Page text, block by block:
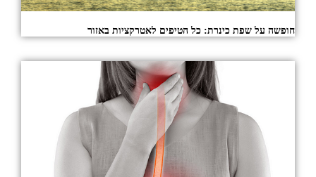
חופשה על שפת כינרת: כל הטיפים לאטרקציות באזור